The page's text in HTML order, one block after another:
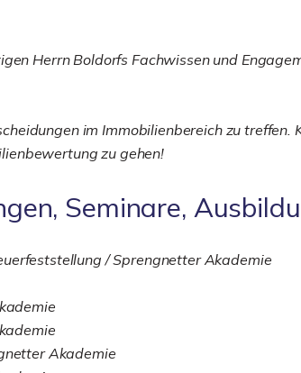
Herrn Boldorfs Fachwissen und
im Immobilienbereich zu treffen.
zu gehen!
Seminare,
/ Sprengnetter Akademie
Akademie